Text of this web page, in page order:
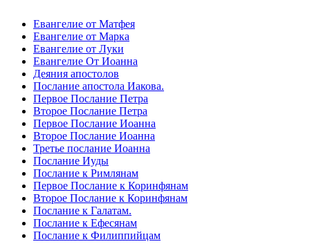
Евангелие от Матфея
Евангелие от Марка
Евангелие от Луки
Евангелие От Иоанна
Деяния апостолов
Послание апостола Иакова.
Первое Послание Петра
Второе Послание Петра
Первое Послание Иоанна
Второе Послание Иоанна
Третье послание Иоанна
Послание Иуды
Послание к Римлянам
Первое Послание к Коринфянам
Второе Послание к Коринфянам
Послание к Галатам.
Послание к Ефесянам
Послание к Филиппийцам